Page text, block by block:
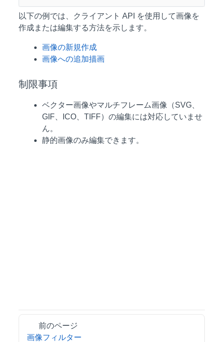
以下の例では、クライアント API を使用して画像を
作成または編集する方法を示します。
画像の新規作成
画像への追加描画
制限事項
ベクター画像やマルチフレーム画像（SVG、
GIF、ICO、TIFF）の編集には対応していませ
ん。
静的画像のみ編集できます。
前のページ
画像フィルター